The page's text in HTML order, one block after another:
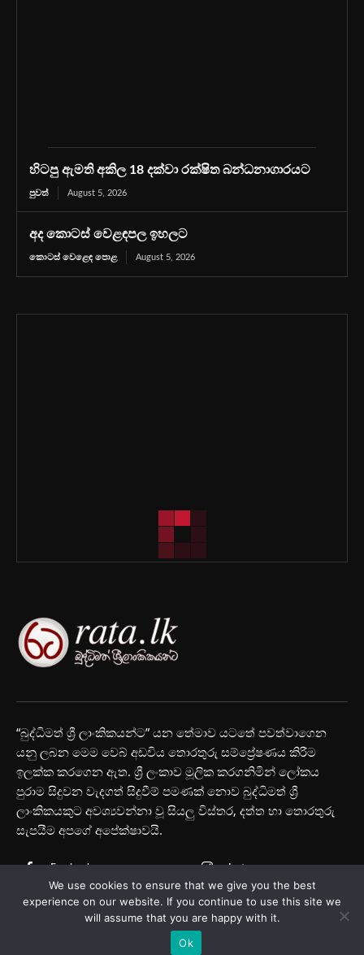
හිටපු ඇමති අකිල 18 දක්වා රක්ෂිත බන්ධනාගාරයට
පුවත් August 5, 2026
අද කොටස් වෙළඳපල ඉහලට
කොටස් වෙළෙඳ පොළ August 5, 2026
“බුද්ධිමත් ශ්‍රී ලාංකිකයන්ට” යන තේමාව යටතේ පවත්වාගෙන
යනු ලබන මෙම වෙබ් අඩවිය තොරතුරු සම්ප්‍රේෂණය කිරීම
ඉලක්ක කරගෙන ඇත. ශ්‍රී ලංකාව මූලික කරගනිමින් ලෝකය
පුරාම සිදුවන වැදගත් සිදුවීම් පමණක් නොව බුද්ධිමත් ශ්‍රී
ලාංකිකයකුට අවශ්‍යවන්නා වූ සියලු විස්තර, දත්ත හා තොරතුරු
සැපයීම අපගේ අපේක්ෂාවයි.
Youtube
We use cookies to ensure that we give you the best
experience on our website. If you continue to use this site we
will assume that you are happy with it.
Ok